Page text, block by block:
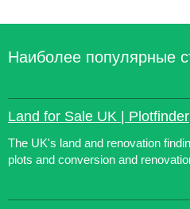
Наиболее популярные
Land for Sale UK | Plotfinder
The UK's land and renovation
plots and conversion and